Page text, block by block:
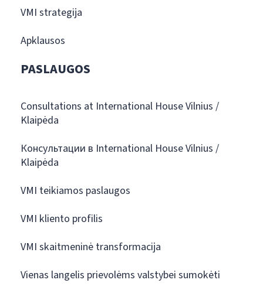
VMI strategija
Apklausos
PASLAUGOS
Consultations at International House Vilnius /
Klaipėda
Консультации в International House Vilnius /
Klaipėda
VMI teikiamos paslaugos
VMI kliento profilis
VMI skaitmeninė transformacija
Vienas langelis prievolėms valstybei sumokėti